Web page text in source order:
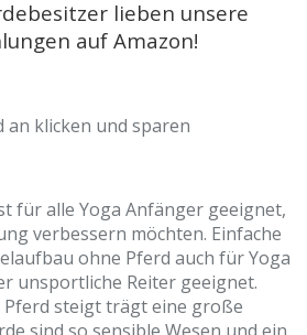
lieben unsere
auf Amazon!
an klicken und sparen
für alle Yoga Anfänger geeignet,
verbessern möchten. Einfache
ohne Pferd auch für Yoga
unsportliche Reiter geeignet.
Pferd steigt trägt eine große